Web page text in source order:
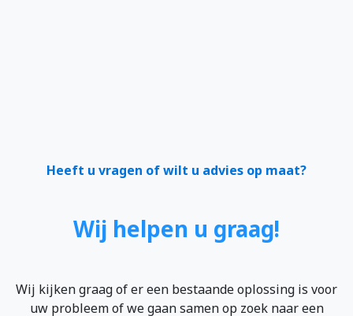
Heeft u vragen of wilt u advies op maat?
Wij helpen u graag!
Wij kijken graag of er een bestaande oplossing is voor
uw probleem of we gaan samen op zoek naar een